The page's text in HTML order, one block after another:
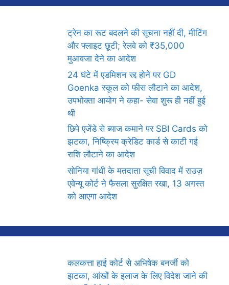
ट्रेन का रूट बदलने की सूचना नहीं दी, मीटिंग
और फ्लाइट छूटी; रेलवे को ₹35,000
मुआवजा देने का आदेश
24 घंटे में एडमिशन रद्द होने पर GD
Goenka स्कूल को फीस लौटाने का आदेश,
उपभोक्ता आयोग ने कहा- सेवा शुरू ही नहीं हुई
थी
छिपे एजेंडे से ब्याज कमाने पर SBI Cards को
झटका, निष्क्रिय क्रेडिट कार्ड से काटी गई
राशि लौटाने का आदेश
सोनिया गांधी के मतदाता सूची विवाद में राउज़
एवेन्यू कोर्ट ने फैसला सुरक्षित रखा, 13 अगस्त
को आएगा आदेश
कलकत्ता हाई कोर्ट से अभिषेक बनर्जी को
झटका, आंखों के इलाज के लिए विदेश जाने की